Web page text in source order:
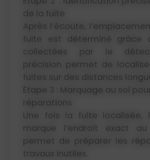
de la fuite
Après l’écoute,
fuite est déterminé grâce
collectées par le
précision permet de
fuites sur des distances
Étape 3 : Marquage au sol
réparations
Une fois la fuite localisée,
marque l’endroit exact
permet de préparer les
travaux inutiles.